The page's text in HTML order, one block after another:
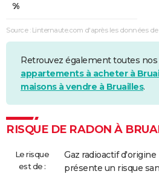
%
Source : Linternaute.com d'après les données
Retrouvez également toutes
appartements à acheter à
maisons à vendre à Bruailles.
RISQUE DE RADON À
Le risque
est de :
Gaz radioactif
présente un risque